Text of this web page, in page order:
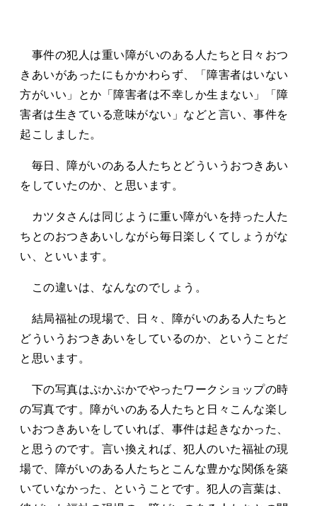
事件の犯人は重い障がいのある人たちと日々おつ
きあいがあったにもかかわらず、「障害者はいない
方がいい」とか「障害者は不幸しか生まない」「障
害者は生きている意味がない」などと言い、事件を
起こしました。
毎日、障がいのある人たちとどういうおつきあい
をしていたのか、と思います。
カツタさんは同じように重い障がいを持った人た
ちとのおつきあいしながら毎日楽しくてしょうがな
い、といいます。
この違いは、なんなのでしょう。
結局福祉の現場で、日々、障がいのある人たちと
どういうおつきあいをしているのか、ということだ
と思います。
下の写真はぷかぷかでやったワークショップの時
の写真です。障がいのある人たちと日々こんな楽し
いおつきあいをしていれば、事件は起きなかった、
と思うのです。言い換えれば、犯人のいた福祉の現
場で、障がいのある人たちとこんな豊かな関係を築
いていなかった、ということです。犯人の言葉は、